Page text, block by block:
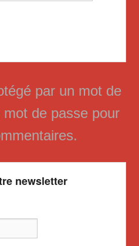
par un mot de
de passe pour
newsletter